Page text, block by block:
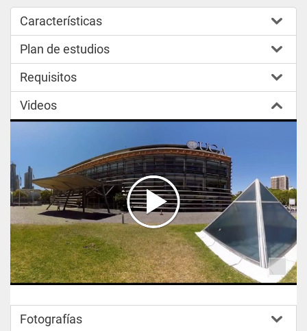
Características
Plan de estudios
Requisitos
Videos
Fotografías